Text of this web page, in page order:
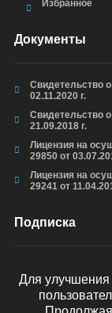
Избранное
Документы
Свидетельство
02.11.2020 г.
Свидетельство
21.09.2018 г.
Лицензия на
29850 от
Лицензия на
29241 от
Подписка
Для улучшения